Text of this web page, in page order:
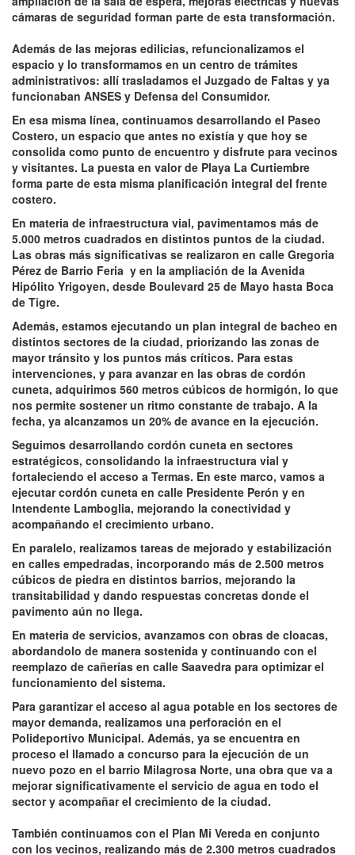
cámaras de seguridad forman parte de esta transformación.
Además de las mejoras edilicias, refuncionalizamos el
espacio y lo transformamos en un centro de trámites
administrativos: allí trasladamos el Juzgado de Faltas y ya
funcionaban ANSES y Defensa del Consumidor.
En esa misma línea, continuamos desarrollando el Paseo
Costero, un espacio que antes no existía y que hoy se
consolida como punto de encuentro y disfrute para vecinos
y visitantes. La puesta en valor de Playa La Curtiembre
forma parte de esta misma planificación integral del frente
costero.
En materia de infraestructura vial, pavimentamos más de
5.000 metros cuadrados en distintos puntos de la ciudad.
Las obras más significativas se realizaron en calle Gregoria
Pérez de Barrio Feria y en la ampliación de la Avenida
Hipólito Yrigoyen, desde Boulevard 25 de Mayo hasta Boca
de Tigre.
Además, estamos ejecutando un plan integral de bacheo en
distintos sectores de la ciudad, priorizando las zonas de
mayor tránsito y los puntos más críticos. Para estas
intervenciones, y para avanzar en las obras de cordón
cuneta, adquirimos 560 metros cúbicos de hormigón, lo que
nos permite sostener un ritmo constante de trabajo. A la
fecha, ya alcanzamos un 20% de avance en la ejecución.
Seguimos desarrollando cordón cuneta en sectores
estratégicos, consolidando la infraestructura vial y
fortaleciendo el acceso a Termas. En este marco, vamos a
ejecutar cordón cuneta en calle Presidente Perón y en
Intendente Lamboglia, mejorando la conectividad y
acompañando el crecimiento urbano.
En paralelo, realizamos tareas de mejorado y estabilización
en calles empedradas, incorporando más de 2.500 metros
cúbicos de piedra en distintos barrios, mejorando la
transitabilidad y dando respuestas concretas donde el
pavimento aún no llega.
En materia de servicios, avanzamos con obras de cloacas,
abordandolo de manera sostenida y continuando con el
reemplazo de cañerías en calle Saavedra para optimizar el
funcionamiento del sistema.
Para garantizar el acceso al agua potable en los sectores de
mayor demanda, realizamos una perforación en el
Polideportivo Municipal. Además, ya se encuentra en
proceso el llamado a concurso para la ejecución de un
nuevo pozo en el barrio Milagrosa Norte, una obra que va a
mejorar significativamente el servicio de agua en todo el
sector y acompañar el crecimiento de la ciudad.
También continuamos con el Plan Mi Vereda en conjunto
con los vecinos, realizando más de 2.300 metros cuadrados